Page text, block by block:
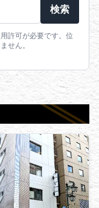
検索
許可が必要です。位
せん。